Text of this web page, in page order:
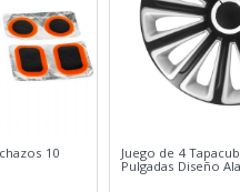
10
Juego de 4
Pulgadas Diseño